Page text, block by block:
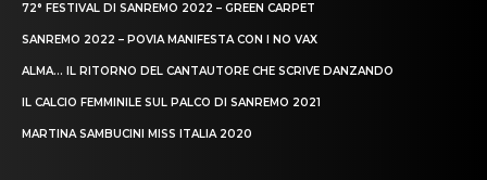
72° FESTIVAL DI SANREMO 2022 – GREEN CARPET
SANREMO 2022 – POVIA MANIFESTA CON I NO VAX
ALMA… IL RITORNO DEL CANTAUTORE CHE SCRIVE DANZANDO
IL CALCIO FEMMINILE SUL PALCO DI SANREMO 2021
MARTINA SAMBUCINI MISS ITALIA 2020